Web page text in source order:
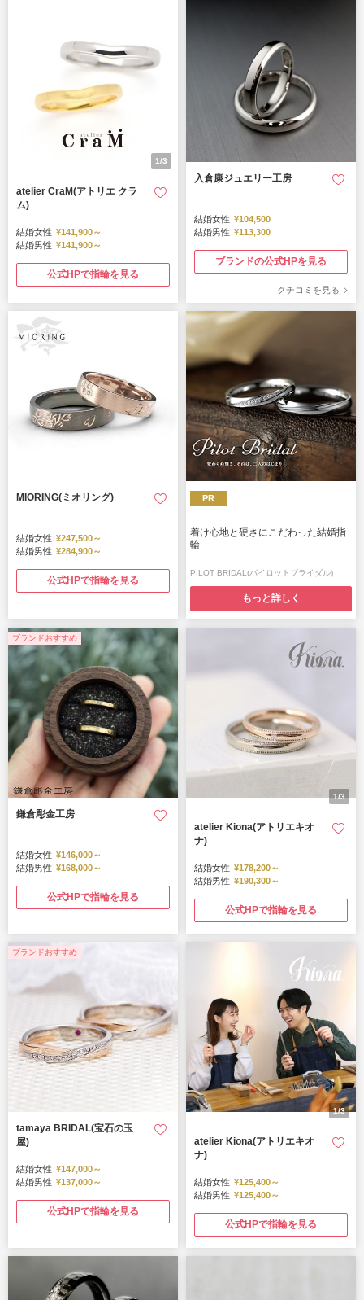
1/3
atelier CraM(アトリエ クラ
ム)
結婚女性 ¥141,900～
結婚男性 ¥141,900～
公式HPで指輪を見る
入倉康ジュエリー工房
結婚女性 ¥104,500
結婚男性 ¥113,300
ブランドの公式HPを見る
クチコミを見る
MIORING(ミオリング)
結婚女性 ¥247,500～
結婚男性 ¥284,900～
公式HPで指輪を見る
PR
着け心地と硬さにこだわった結婚指
輪
PILOT BRIDAL(パイロットブライダル)
もっと詳しく
ブランドおすすめ
鎌倉彫金工房
結婚女性 ¥146,000～
結婚男性 ¥168,000～
公式HPで指輪を見る
1/3
atelier Kiona(アトリエキオ
ナ)
結婚女性 ¥178,200～
結婚男性 ¥190,300～
公式HPで指輪を見る
ブランドおすすめ
tamaya BRIDAL(宝石の玉
屋)
結婚女性 ¥147,000～
結婚男性 ¥137,000～
公式HPで指輪を見る
1/3
atelier Kiona(アトリエキオ
ナ)
結婚女性 ¥125,400～
結婚男性 ¥125,400～
公式HPで指輪を見る